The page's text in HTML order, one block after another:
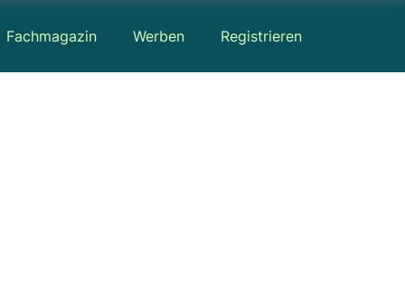
Fachmagazin Werben Registrieren